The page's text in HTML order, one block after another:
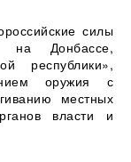
силы
на Донбассе,
республики»,
оружия с
местных
власти и